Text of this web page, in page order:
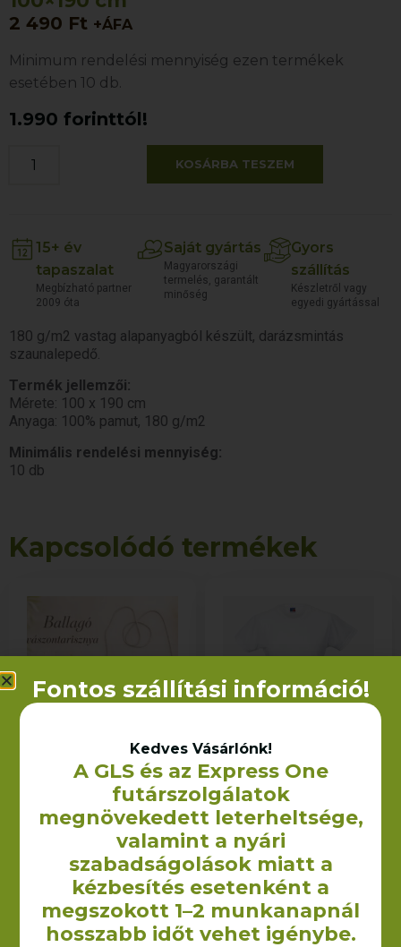
2 490 Ft +ÁFA
Minimum rendelési mennyiség ezen termékek
esetében 10 db.
1.990 forinttól!
KOSÁRBA TESZEM
15+ év
tapaszalat
Megbízható partner
2009 óta
Saját gyártás
Magyarországi
termelés, garantált
minőség
Gyors
szállítás
Készletről vagy
egyedi gyártással
180 g/m2 vastag alapanyagból készült, darázsmintás
szaunalepedő.
Termék jellemzői:
Mérete: 100 x 190 cm
Anyaga: 100% pamut, 180 g/m2
Minimális rendelési mennyiség:
10 db
Kapcsolódó termékek
Ballagó tarisznya
+ÁFA
KOSÁRBA TESZEM
Pamut pólók – Kérd
egyedi
ajánlatunkat!
1 500
KOSÁRBA TESZEM
Fontos szállítási információ!
Kedves Vásárlónk!
A GLS és az Express One
futárszolgálatok
megnövekedett leterheltsége,
valamint a nyári
szabadságolások miatt a
kézbesítés esetenként a
megszokott 1–2 munkanapnál
hosszabb időt vehet igénybe.